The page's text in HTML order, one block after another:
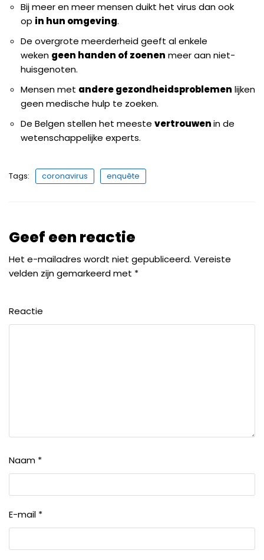
Bij meer en meer mensen duikt het virus dan ook
op in hun omgeving.
De overgrote meerderheid geeft al enkele
weken geen handen of zoenen meer aan niet-
huisgenoten.
Mensen met andere gezondheidsproblemen lijken
geen medische hulp te zoeken.
De Belgen stellen het meeste vertrouwenin de
wetenschappelijke experts.
Tags: coronavirus enquête
Geef een reactie
Het e-mailadres wordt niet gepubliceerd. Vereiste
velden zijn gemarkeerd met *
Reactie
Naam *
E-mail *